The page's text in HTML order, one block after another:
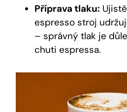
Příprava tlaku:
espresso stroj
– správný tlak je
chuti espressa.